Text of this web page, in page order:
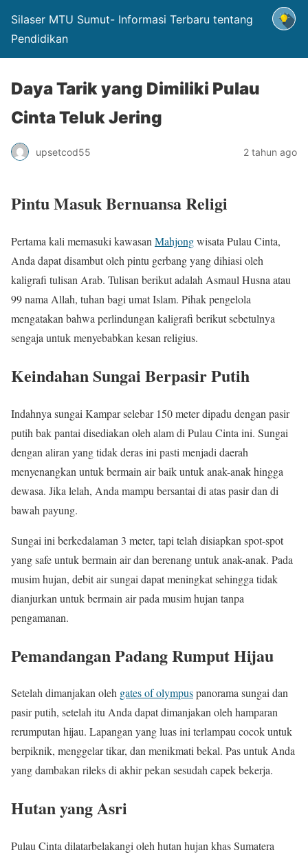
Silaser MTU Sumut- Informasi Terbaru tentang
Pendidikan
Daya Tarik yang Dimiliki Pulau
Cinta Teluk Jering
upsetcod55 2 tahun ago
Pintu Masuk Bernuansa Religi
Pertama kali memasuki kawasan Mahjongwisata Pulau Cinta,
Anda dapat disambut oleh pintu gerbang yang dihiasi oleh
kaligrafi tulisan Arab. Tulisan berikut adalah Asmaul Husna atau
99 nama Allah, tuhan bagi umat Islam. Pihak pengelola
mengatakan bahwa perlindungan kaligrafi berikut sebetulnya
sengaja untuk menyebabkan kesan religius.
Keindahan Sungai Berpasir Putih
Indahnya sungai Kampar selebar 150 meter dipadu dengan pasir
putih bak pantai disediakan oleh alam di Pulau Cinta ini. Sungai
dengan aliran yang tidak deras ini pasti menjadi daerah
menyenangkan untuk bermain air baik untuk anak-anak hingga
dewasa. Jika lelah, Anda mampu bersantai di atas pasir dan di
bawah payung.
Sungai ini berkedalaman 3 meter, tapi telah disiapkan spot-spot
yang safe untuk bermain air dan berenang untuk anak-anak. Pada
musim hujan, debit air sungai dapat meningkat sehingga tidak
dianjurkan untuk bermain air pada musim hujan tanpa
pengamanan.
Pemandangan Padang Rumput Hijau
Setelah dimanjakan oleh gates of olympuspanorama sungai dan
pasir putih, setelah itu Anda dapat dimanjakan oleh hamparan
rerumputan hijau. Lapangan yang luas ini terlampau cocok untuk
berpiknik, menggelar tikar, dan menikmati bekal. Pas untuk Anda
yang dambakan rileks di akhir pekan sesudah capek bekerja.
Hutan yang Asri
Pulau Cinta dilatarbelakangi oleh hutan hujan khas Sumatera